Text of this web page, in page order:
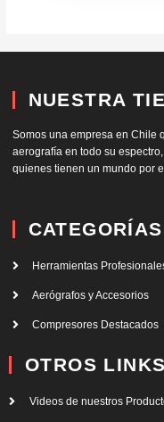
NUESTRA
Somos una empresa en Chile
aerografía en todo su
quienes tienen un mundo por
CATEGORÍAS
Herramientas
Aerógrafos y Accesorios
Compresores Destacados
OTROS LINKS
Videos de nuestros